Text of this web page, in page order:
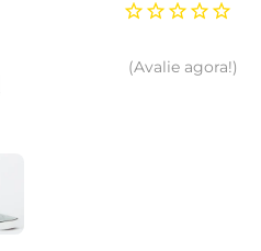
Avalie agora!